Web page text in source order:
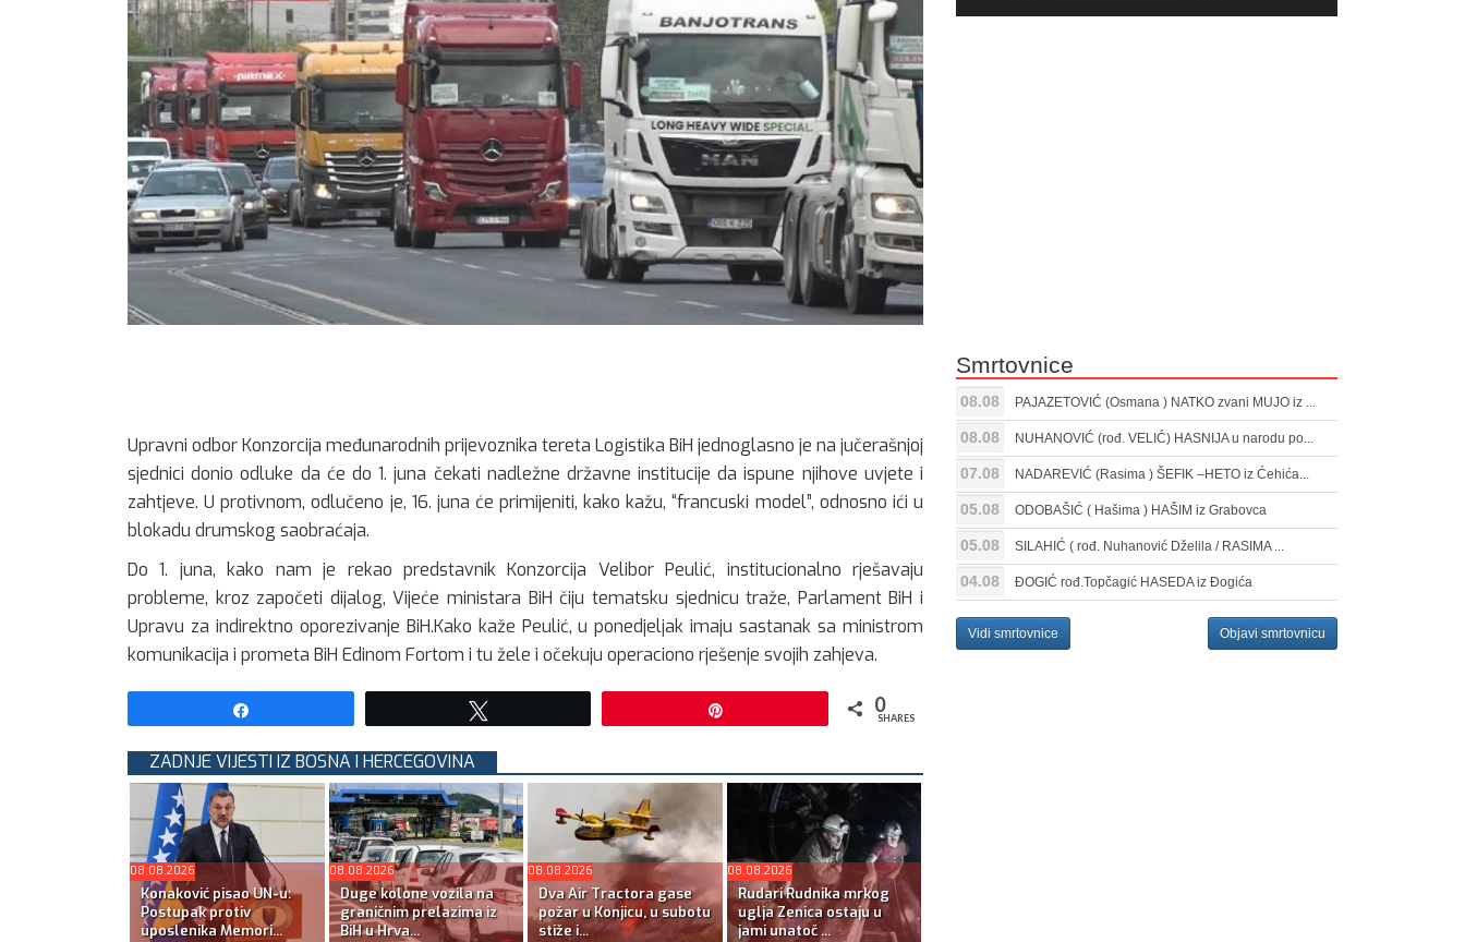
Upravni odbor Konzorcija međunarodnih prijevoznika tereta Logistika BiH jednoglasno je na jučerašnjoj
sjednici donio odluke da će do 1. juna čekati nadležne državne institucije da ispune njihove uvjete i
zahtjeve. U protivnom, odlučeno je, 16. juna će primijeniti, kako kažu, “francuski model”, odnosno ići u
blokadu drumskog saobraćaja.
Do 1. juna, kako nam je rekao predstavnik Konzorcija Velibor Peulić, institucionalno rješavaju
probleme, kroz započeti dijalog, Vijeće ministara BiH čiju tematsku sjednicu traže, Parlament BiH i
Upravu za indirektno oporezivanje BiH.Kako kaže Peulić, u ponedjeljak imaju sastanak sa ministrom
komunikacija i prometa BiH Edinom Fortom i tu žele i očekuju operaciono rješenje svojih zahjeva.
0
SHARES
ZADNJE VIJESTI IZ BOSNA I HERCEGOVINA
08.08.2026
Konaković pisao UN-u:
Postupak protiv
uposlenika Memori...
08.08.2026
Duge kolone vozila na
graničnim prelazima iz
BiH u Hrva...
08.08.2026
Dva Air Tractora gase
požar u Konjicu, u subotu
stiže i...
08.08.2026
Rudari Rudnika mrkog
uglja Zenica ostaju u
jami unatoč ...
Gore/Dole
Smrtovnice
08.08 PAJAZETOVIĆ (Osmana ) NATKO zvani MUJO iz ...
08.08 NUHANOVIĆ (rođ. VELIĆ) HASNIJA u narodu po...
07.08 NADAREVIĆ (Rasima ) ŠEFIK –HETO iz Ćehića...
05.08 ODOBAŠIĆ ( Hašima ) HAŠIM iz Grabovca
05.08 SILAHIĆ ( rođ. Nuhanović Dželila / RASIMA ...
04.08 ĐOGIĆ rođ.Topčagić HASEDA iz Đogića
Vidi smrtovnice Objavi smrtovnicu